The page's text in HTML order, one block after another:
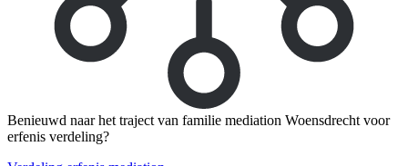
Benieuwd naar het traject van familie mediation Woensdrecht voor
erfenis verdeling?